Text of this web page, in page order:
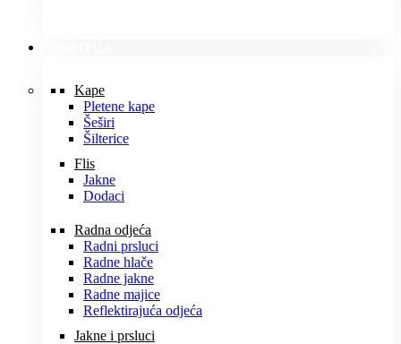
Kape
Pletene kape
Šeširi
Šilterice
Flis
Jakne
Dodaci
Radna odjeća
Radni prsluci
Radne hlače
Radne jakne
Radne majice
Reflektirajuća odjeća
Jakne i prsluci